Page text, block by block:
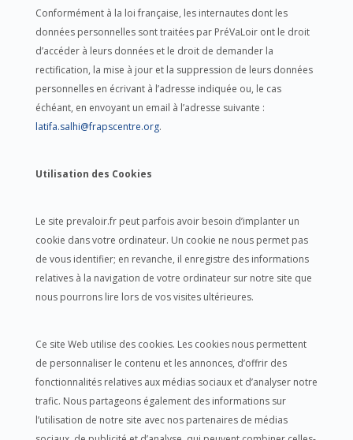
Conformément à la loi française, les internautes dont les
données personnelles sont traitées par PréVaLoir ont le droit
d’accéder à leurs données et le droit de demander la
rectification, la mise à jour et la suppression de leurs données
personnelles en écrivant à l’adresse indiquée ou, le cas
échéant, en envoyant un email à l’adresse suivante :
latifa.salhi@frapscentre.org.
Utilisation des Cookies
Le site prevaloir.fr peut parfois avoir besoin d’implanter un
cookie dans votre ordinateur. Un cookie ne nous permet pas
de vous identifier; en revanche, il enregistre des informations
relatives à la navigation de votre ordinateur sur notre site que
nous pourrons lire lors de vos visites ultérieures.
Ce site Web utilise des cookies. Les cookies nous permettent
de personnaliser le contenu et les annonces, d’offrir des
fonctionnalités relatives aux médias sociaux et d’analyser notre
trafic. Nous partageons également des informations sur
l’utilisation de notre site avec nos partenaires de médias